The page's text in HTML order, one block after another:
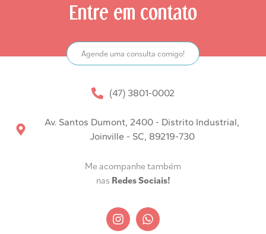
Entre em contato
Agende uma consulta comigo!
(47) 3801-0002
Av. Santos Dumont, 2400 - Distrito Industrial,
Joinville - SC, 89219-730
Me acompanhe também
nas Redes Sociais!